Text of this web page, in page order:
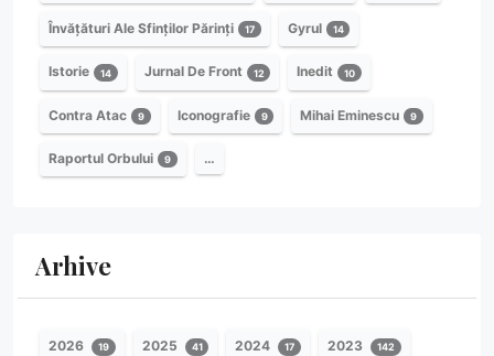
Învățături Ale Sfinților Părinți 17 Gyrul 14
Istorie 14 Jurnal De Front 12 Inedit 10
Contra Atac 9 Iconografie 9 Mihai Eminescu 9
Raportul Orbului 9 …
Arhive
2026 19 2025 41 2024 17 2023 142